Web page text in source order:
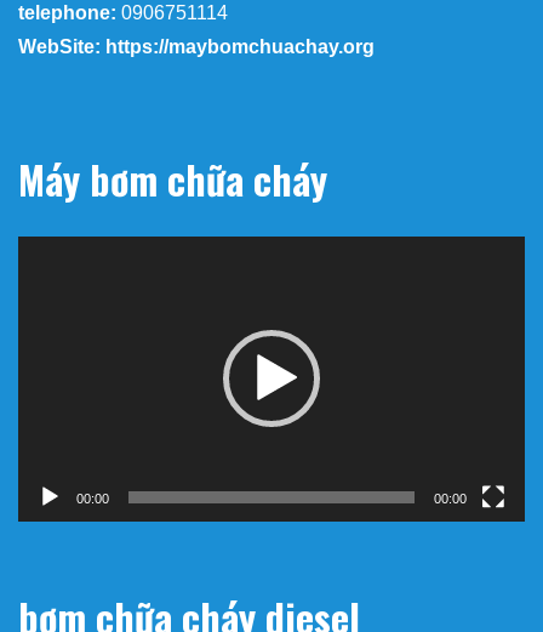
telephone: 0906751114
WebSite: https://maybomchuachay.org
Máy bơm chữa cháy
00:00 00:00
bơm chữa cháy diesel